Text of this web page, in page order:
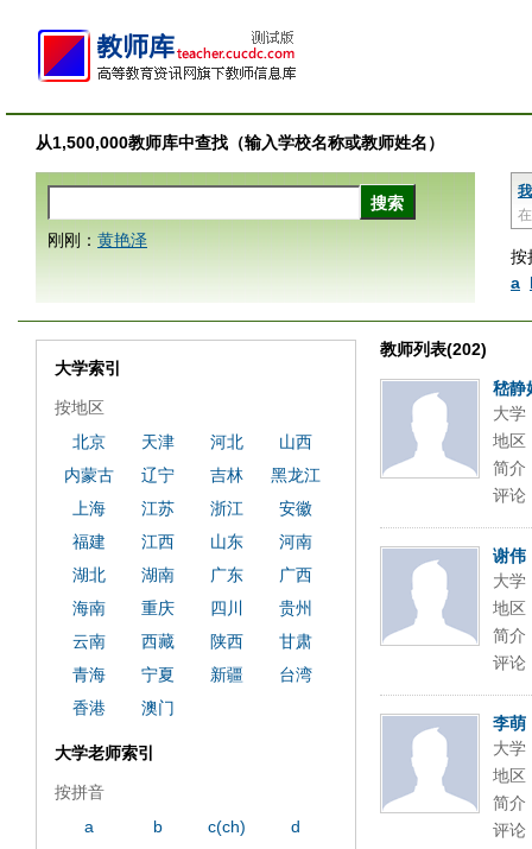
从1,500,000教师库中查找（输入学校名称或教师姓名）
按
a
刚刚： 黄艳泽
教师列表(202)
嵇静
大学
地区
简介
评论
谢伟
大学
地区
简介
评论
李萌
大学
地区
简介
评论
大学索引
按地区
北京
天津 河北
山西
内蒙古
辽宁 吉林
黑龙江
上海
江苏 浙江
安徽
福建
江西 山东
河南
湖北
湖南 广东
广西
海南
重庆 四川
贵州
云南
西藏 陕西
甘肃
青海
宁夏 新疆
台湾
香港
澳门
大学老师索引
按拼音
a
b c(ch)
d